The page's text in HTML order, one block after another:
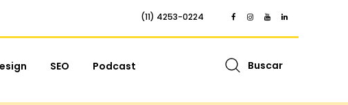
(11) 4253-0224
SEO Podcast Buscar